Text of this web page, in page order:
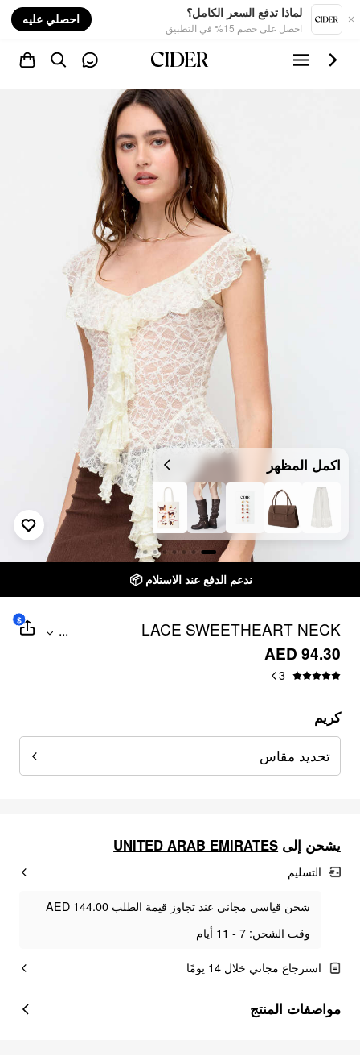
لماذا تدفع السعر الكامل؟
احصل على خصم 15% في التطبيق
احصلي عليه
اكمل المظهر
توصيل خلال 7 أيام إلى جميع دول الخليج
LACE SWEETHEART NECK
ASYMMETRICAL HEM RUFFLED TRIM
BLOUSE
...
AED 94.30
3
$
كريم
تحديد مقاس
يشحن إلى UNITED ARAB EMIRATES
التسليم
شحن قياسي مجاني عند تجاوز قيمة الطلب AED 144.00
وقت الشحن: 7 - 11 أيام
استرجاع مجاني خلال 14 يومًا
مواصفات المنتج